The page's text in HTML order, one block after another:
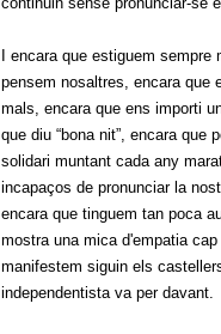
I encara que estiguem sempre
pensem nosaltres, encara que
mals, encara que ens importi
que diu “bona nit”, encara
solidari muntant cada any
incapaços de pronunciar la
encara que tinguem tan poca
mostra una mica d'empatia
manifestem siguin els
independentista va per davant.